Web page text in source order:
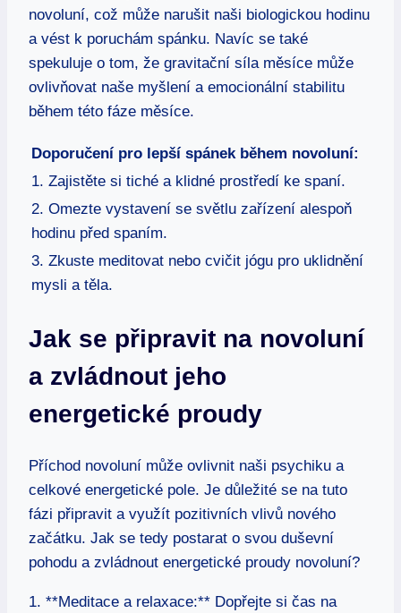
novoluní, což může narušit naši biologickou hodinu
a vést k poruchám spánku. Navíc se také
spekuluje o tom, že gravitační síla měsíce může
ovlivňovat naše myšlení a emocionální stabilitu
během této fáze měsíce.
Doporučení pro lepší spánek během novoluní:
1. Zajistěte si tiché a klidné prostředí ke spaní.
2. Omezte vystavení se světlu zařízení alespoň
hodinu před spaním.
3. Zkuste meditovat nebo cvičit jógu pro uklidnění
mysli a těla.
Jak se připravit na novoluní
a zvládnout jeho
energetické proudy
Příchod novoluní může ovlivnit naši psychiku a
celkové energetické pole. Je důležité se na tuto
fázi připravit a využít pozitivních vlivů nového
začátku. Jak se tedy postarat o svou duševní
pohodu a zvládnout energetické proudy novoluní?
1. **Meditace a relaxace:** Dopřejte si čas na